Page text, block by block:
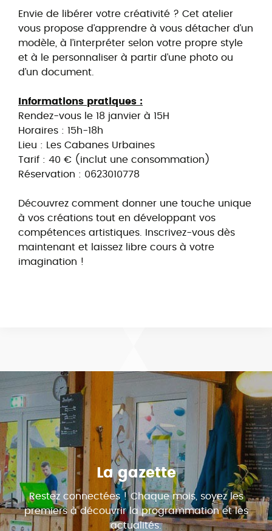
Envie de libérer votre créativité ? Cet atelier
vous propose d’apprendre à vous détacher d’un
modèle, à l’interpréter selon votre propre style
et à le personnaliser à partir d’une photo ou
d’un document.
Informations pratiques :
Rendez-vous le 18 janvier à 15H
Horaires : 15h-18h
Lieu : Les Cabanes Urbaines
Tarif : 40 € (inclut une consommation)
Réservation : 0623010778
Découvrez comment donner une touche unique
à vos créations tout en développant vos
compétences artistiques. Inscrivez-vous dès
maintenant et laissez libre cours à votre
imagination !
La gazette
Restez connectées ! Chaque mois, soyez les
premiers à découvrir la programmation et les
actualités.